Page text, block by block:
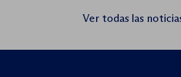
seminario web internacional
menores: reforzando la rendición
Ver todas las